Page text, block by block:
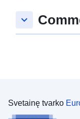
keyboard_arrow_down
Svetainę tvarko